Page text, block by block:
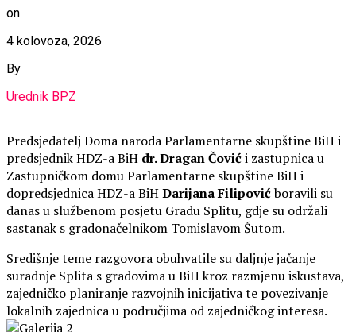
on
4 kolovoza, 2026
By
Urednik BPZ
Predsjedatelj Doma naroda Parlamentarne skupštine BiH i
predsjednik HDZ-a BiH dr. Dragan Čovići zastupnica u
Zastupničkom domu Parlamentarne skupštine BiH i
dopredsjednica HDZ-a BiHDarijana Filipovićboravili su
danas u službenom posjetu Gradu Splitu, gdje su održali
sastanak s gradonačelnikom Tomislavom Šutom.
Središnje teme razgovora obuhvatile su daljnje jačanje
suradnje Splita s gradovima u BiH kroz razmjenu iskustava,
zajedničko planiranje razvojnih inicijativa te povezivanje
lokalnih zajednica u područjima od zajedničkog interesa.